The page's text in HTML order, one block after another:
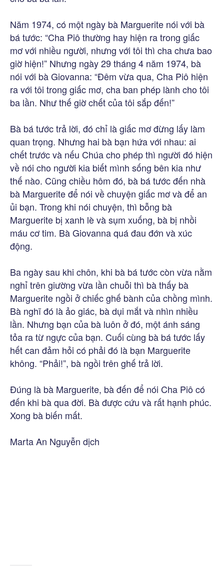
Năm 1974, có một ngày bà Marguerite nói với bà
bá tước: “Cha Piô thường hay hiện ra trong giấc
mơ với nhiều người, nhưng với tôi thì cha chưa bao
giờ hiện!” Nhưng ngày 29 tháng 4 năm 1974, bà
nói với bà Giovanna: “Đêm vừa qua, Cha Piô hiện
ra với tôi trong giấc mơ, cha ban phép lành cho tôi
ba lần. Như thế giờ chết của tôi sắp đến!”
Bà bá tước trả lời, đó chỉ là giấc mơ đừng lấy làm
quan trọng. Nhưng hai bà bạn hứa với nhau: ai
chết trước và nếu Chúa cho phép thì người đó hiện
về nói cho người kia biết mình sống bên kia như
thế nào. Cũng chiều hôm đó, bà bá tước đến nhà
bà Marguerite để nói về chuyện giấc mơ và để an
ủi bạn. Trong khi nói chuyện, thì bỗng bà
Marguerite bị xanh lè và sụm xuống, bà bị nhồi
máu cơ tim. Bà Giovanna quá đau đớn và xúc
động.
Ba ngày sau khi chôn, khi bà bá tước còn vừa nằm
nghỉ trên giường vừa lần chuỗi thì bà thấy bà
Marguerite ngồi ở chiếc ghế bành của chồng mình.
Bà nghĩ đó là ảo giác, bà dụi mắt và nhìn nhiều
lần. Nhưng bạn của bà luôn ở đó, một ánh sáng
tỏa ra từ ngực của bạn. Cuối cùng bà bá tước lấy
hết can đảm hỏi có phải đó là bạn Marguerite
không. “Phải!”, bà ngồi trên ghế trả lời.
Đúng là bà Marguerite, bà đến để nói Cha Piô có
đến khi bà qua đời. Bà được cứu và rất hạnh phúc.
Xong bà biến mất.
Marta An Nguyễn dịch